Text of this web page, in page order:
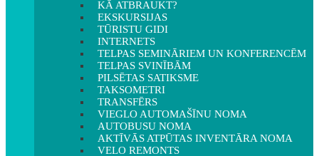
KĀ ATBRAUKT?
EKSKURSIJAS
TŪRISTU GIDI
INTERNETS
TELPAS SEMINĀRIEM UN KONFERENCĒM
TELPAS SVINĪBĀM
PILSĒTAS SATIKSME
TAKSOMETRI
TRANSFĒRS
VIEGLO AUTOMAŠĪNU NOMA
AUTOBUSU NOMA
AKTĪVĀS ATPŪTAS INVENTĀRA NOMA
VELO REMONTS